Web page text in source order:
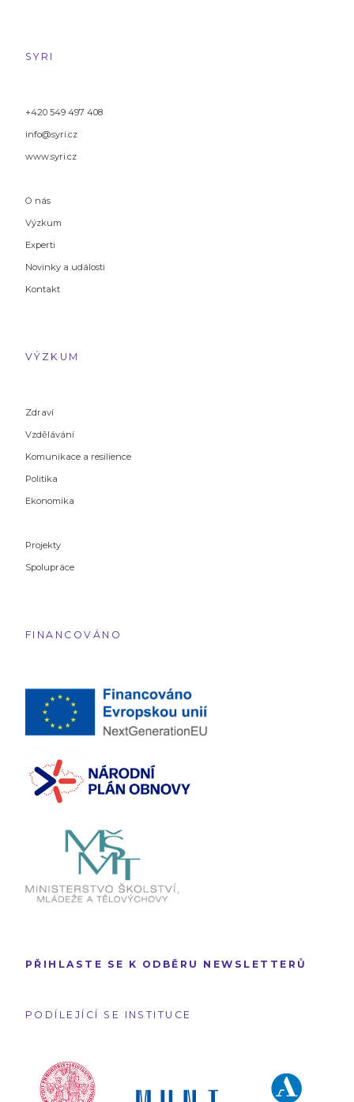
SYRI
+420 549 497 408
info@syri.cz
www.syri.cz
O nás
Výzkum
Experti
Novinky a události
Kontakt
VÝZKUM
Zdraví
Vzdělávání
Komunikace a resilience
Politika
Ekonomika
Projekty
Spolupráce
FINANCOVÁNO
PŘIHLASTE SE K ODBĚRU NEWSLETTERŮ
PODÍLEJÍCÍ SE INSTITUCE